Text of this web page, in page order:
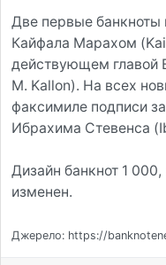
Две первые банкноты
Кайфала Марахом
действующем главой
M. Kallon). На всех
факсимиле подписи
Ибрахима Стевенса
Дизайн банкнот 1
изменен.
Джерело: https://